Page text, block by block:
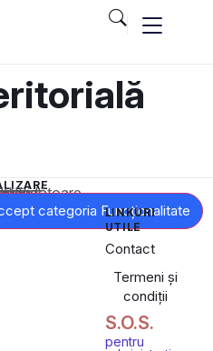
categoria Funcționalitate
LINKURI
UTILE
Contact
Termeni și
condiții
S.O.S.
pentru